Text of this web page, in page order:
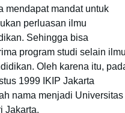
mendapat mandat untuk
perluasan ilmu
Sehingga bisa
program studi selain ilmu
Oleh karena itu,
1999 IKIP Jakarta
nama menjadi Universitas
Jakarta.